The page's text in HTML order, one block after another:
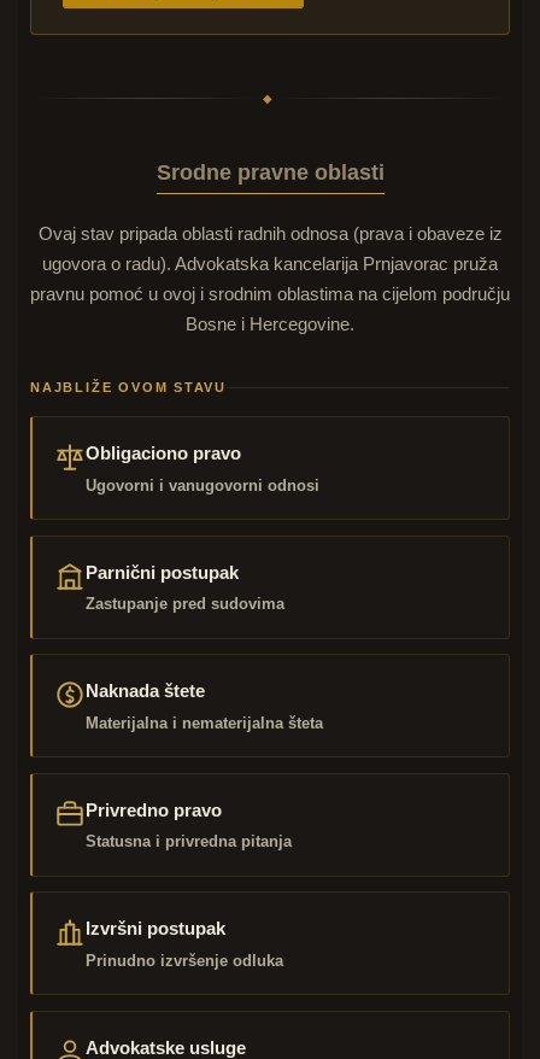
◆
Srodne pravne oblasti
Ovaj stav pripada oblasti radnih odnosa (prava i obaveze iz
ugovora o radu). Advokatska kancelarija Prnjavorac pruža
pravnu pomoć u ovoj i srodnim oblastima na cijelom području
Bosne i Hercegovine.
NAJBLIŽE OVOM STAVU
Obligaciono pravo
Ugovorni i vanugovorni odnosi
Parnični postupak
Zastupanje pred sudovima
Naknada štete
Materijalna i nematerijalna šteta
Privredno pravo
Statusna i privredna pitanja
Izvršni postupak
Prinudno izvršenje odluka
Advokatske usluge